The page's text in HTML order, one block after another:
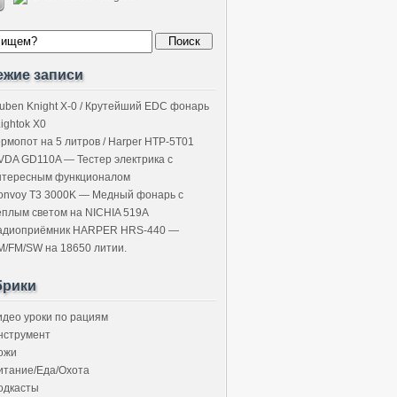
записи
Knight X-0 / Крутейший EDC фонарь
X0
на 5 литров / Harper HTP-5T01
GD110A — Тестер электрика с
функционалом
T3 3000K — Медный фонарь с
светом на NICHIA 519A
HARPER HRS-440 —
FM/SW на 18650 литии.
уроки по рациям
Еда/Охота